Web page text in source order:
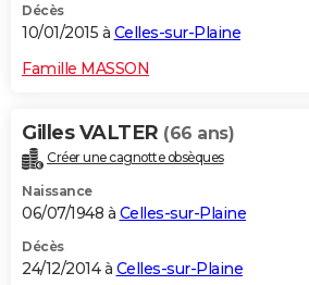
Décès
10/01/2015 à Celles-sur-Plaine
Famille MASSON
Gilles VALTER (66 ans)
Créer une cagnotte obsèques
Naissance
06/07/1948 à Celles-sur-Plaine
Décès
24/12/2014 à Celles-sur-Plaine